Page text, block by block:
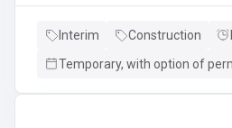
manière administrativement
matériel qui vous est confié. Les responsabilités: Prioriser
Interim Construction
Temporary, with option of